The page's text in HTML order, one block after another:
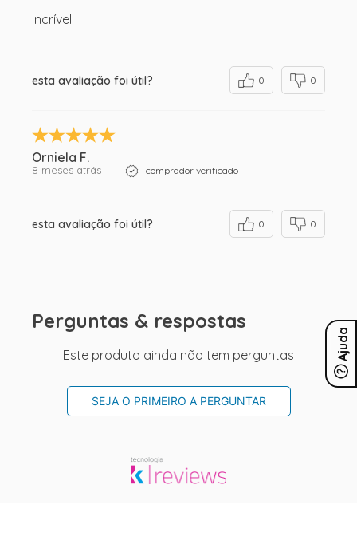
Incrível
esta avaliação foi útil? 0 0
Orniela F.
8 meses atrás comprador verificado
esta avaliação foi útil? 0 0
Perguntas & respostas
Este produto ainda não tem perguntas
SEJA O PRIMEIRO A PERGUNTAR
Ajuda